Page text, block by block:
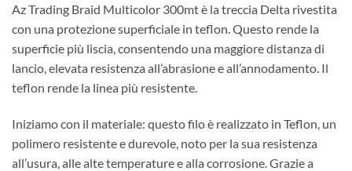
Az Trading Braid Multicolor 300mt è la treccia Delta rivestita
con una protezione superficiale in teflon. Questo rende la
superficie più liscia, consentendo una maggiore distanza di
lancio, elevata resistenza all’abrasione e all’annodamento. Il
teflon rende la linea più resistente.
Iniziamo con il materiale: questo filo è realizzato in Teflon, un
polimero resistente e durevole, noto per la sua resistenza
all’usura, alle alte temperature e alla corrosione. Grazie a